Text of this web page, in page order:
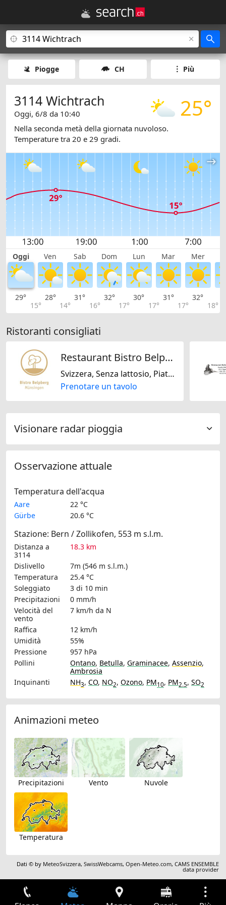
Piogge CH Più
25°
3114 Wichtrach
Oggi, 6/8 da 10:40
Nella seconda metà della giornata nuvoloso.
Temperature tra 20 e 29 gradi.
Oggi Ven Sab Dom Lun Mar Mer
29°
15°
28°
14°
31°
16°
32°
17°
30°
17°
31°
17°
32°
18°
Ristoranti consigliati
Restaurant Bistro Belpberg
Svizzera, Senza lattosio, Piatti biologici
Prenotare un tavolo
Visionare radar pioggia
Osservazione attuale
Temperatura dell'acqua
Aare
22 °C
Gürbe
20.6 °C
Stazione: Bern / Zollikofen, 553 m s.l.m.
Distanza a
3114
18.3 km
Dislivello
7m (546 m s.l.m.)
Temperatura
25.4 °C
Soleggiato
3 di 10 min
Precipitazioni
0 mm/h
Velocità del
vento
7 km/h da N
Raffica
12 km/h
Umidità
55%
Pressione
957 hPa
Pollini
Ontano, Betulla, Graminacee, Assenzio,
Ambrosia
Inquinanti
NH3, CO, NO2, Ozono, PM10, PM2.5, SO2
Animazioni meteo
Precipitazioni Vento Nuvole
Temperatura
Dati © by MeteoSvizzera,SwissWebcams,Open-Meteo.com,CAMS ENSEMBLE
data provider